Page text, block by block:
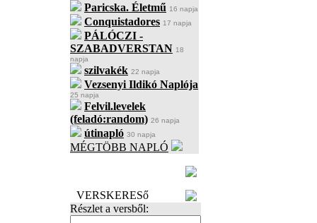
Paricska. Életmű 16 napja
Conquistadores 17 napja
PÁLÓCZI -
SZABADVERSTAN 18
napja
szilvakék 22 napja
Vezsenyi Ildikó Naplója
25 napja
Felvil.levelek
(feladó:random) 26 napja
útinapló 30 napja
MÉGTÖBB NAPLÓ
VERSKERESő
Részlet a versből: